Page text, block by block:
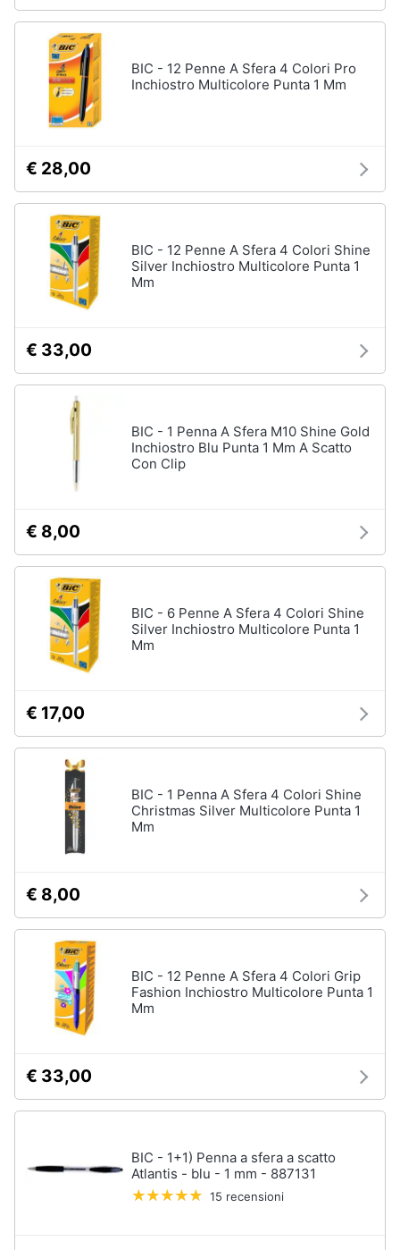
Servizi
Assistenza
clienti
BIC - 12 Penne A Sfera 4 Colori Pro
Inchiostro Multicolore Punta 1 Mm
€ 28,00
BIC - 12 Penne A Sfera 4 Colori Shine
Silver Inchiostro Multicolore Punta 1
Mm
€ 33,00
BIC - 1 Penna A Sfera M10 Shine Gold
Inchiostro Blu Punta 1 Mm A Scatto
Con Clip
€ 8,00
BIC - 6 Penne A Sfera 4 Colori Shine
Silver Inchiostro Multicolore Punta 1
Mm
€ 17,00
BIC - 1 Penna A Sfera 4 Colori Shine
Christmas Silver Multicolore Punta 1
Mm
€ 8,00
BIC - 12 Penne A Sfera 4 Colori Grip
Fashion Inchiostro Multicolore Punta 1
Mm
€ 33,00
BIC - 1+1) Penna a sfera a scatto
Atlantis - blu - 1 mm - 887131
15 recensioni